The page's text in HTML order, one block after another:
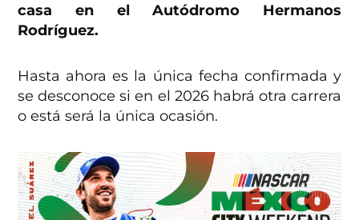
casa en el Autódromo Hermanos
Rodríguez.
Hasta ahora es la única fecha confirmada y
se desconoce si en el 2026 habrá otra carrera
o está será la única ocasión.